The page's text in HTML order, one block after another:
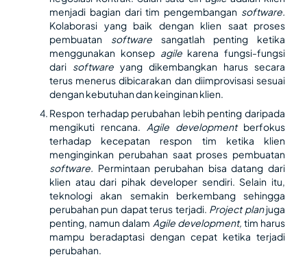
menjadi bagian dari tim pengembangan software.
Kolaborasi yang baik dengan klien saat proses
pembuatan softwaresangatlah penting ketika
menggunakan konsep agile karena fungsi-fungsi
dari software yang dikembangkan harus secara
terus menerus dibicarakan dan diimprovisasi sesuai
dengan kebutuhan dan keinginan klien.
Respon terhadap perubahan lebih penting daripada
mengikuti rencana. Agile development berfokus
terhadap kecepatan respon tim ketika klien
menginginkan perubahan saat proses pembuatan
software. Permintaan perubahan bisa datang dari
klien atau dari pihak developer sendiri. Selain itu,
teknologi akan semakin berkembang sehingga
perubahan pun dapat terus terjadi. Project planjuga
penting, namun dalam Agile development, tim harus
mampu beradaptasi dengan cepat ketika terjadi
perubahan.